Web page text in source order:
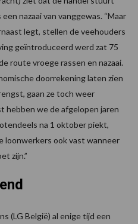
nazaai van vanggewas. “Maar
legt, stellen de veehouders
geïntroduceerd werd zat 75
route vroege rassen en nazaai.
doorrekening laten zien
gaan ze toch weer
hebben we de afgelopen jaren
na 1 oktober piekt,
loonwerkers ook vast wanneer
zijn.”
(LG België) al enige tijd een